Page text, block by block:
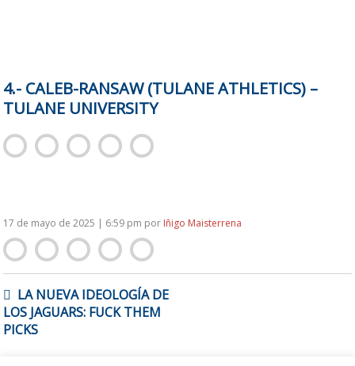
4.- CALEB-RANSAW (TULANE ATHLETICS) –
TULANE UNIVERSITY
17 de mayo de 2025 | 6:59 pm por Iñigo Maisterrena
DE
ENTRADAS
LA NUEVA IDEOLOGÍA DE
LOS JAGUARS: FUCK THEM
PICKS